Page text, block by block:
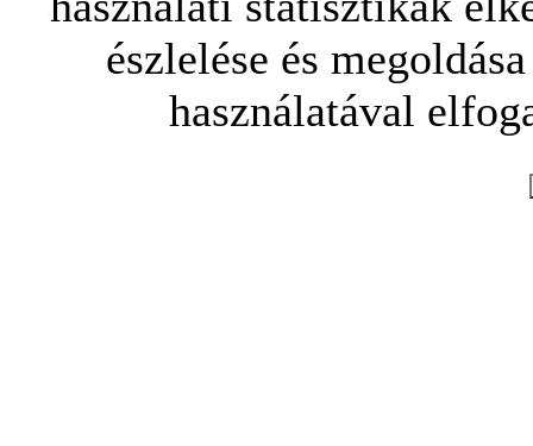
észlelése és
használatával